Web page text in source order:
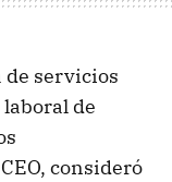
de servicios
de
consideró